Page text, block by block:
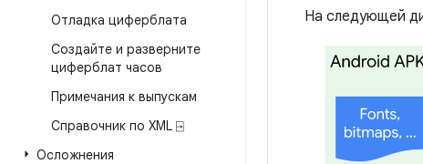
Отладка циферблата
Создайте и разверните
циферблат часов
Примечания к выпускам
Справочник по XML ⍈
Осложнения
На следующей